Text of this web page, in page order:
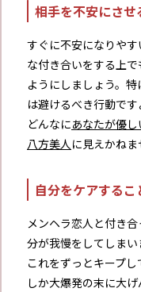
相手を不安にさ
すぐに不安になりや
な付き合いをする上
ようにしましょう。
は避けるべき行動です
どんなにあなたが優
八方美人 に見えかねま
自分をケアする
メンヘラ恋人と付き
分が我慢をしてしまい
これをずっとキープ
しか大爆発の末に大げ